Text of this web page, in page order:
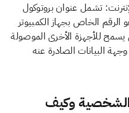
تشمل عنوان بروتوكول
الخاص بجهاز الكمبيوتر
للأجهزة الأخرى الموصولة
البيانات الصادرة عنه
الشخصية وكيف